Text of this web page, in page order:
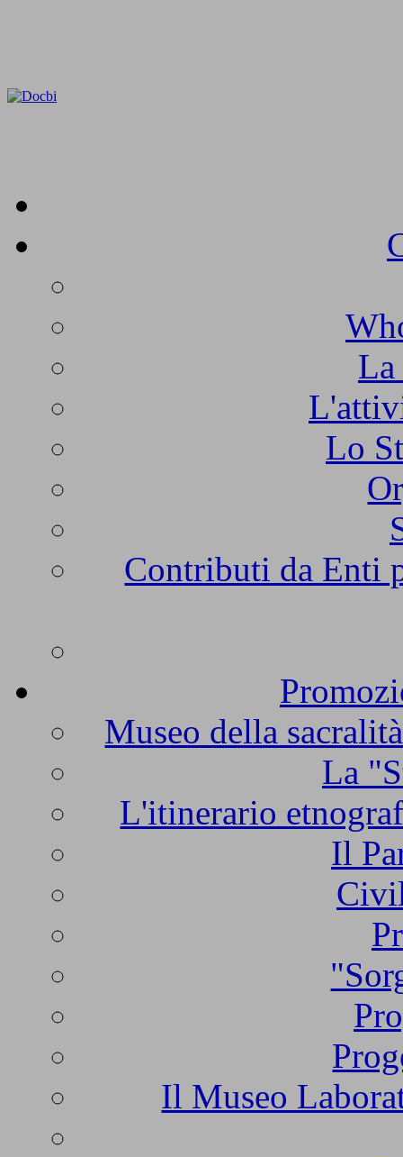
La
Lo
Contributi da Enti
Museo della
La
L'itinerario
Il
Il Museo